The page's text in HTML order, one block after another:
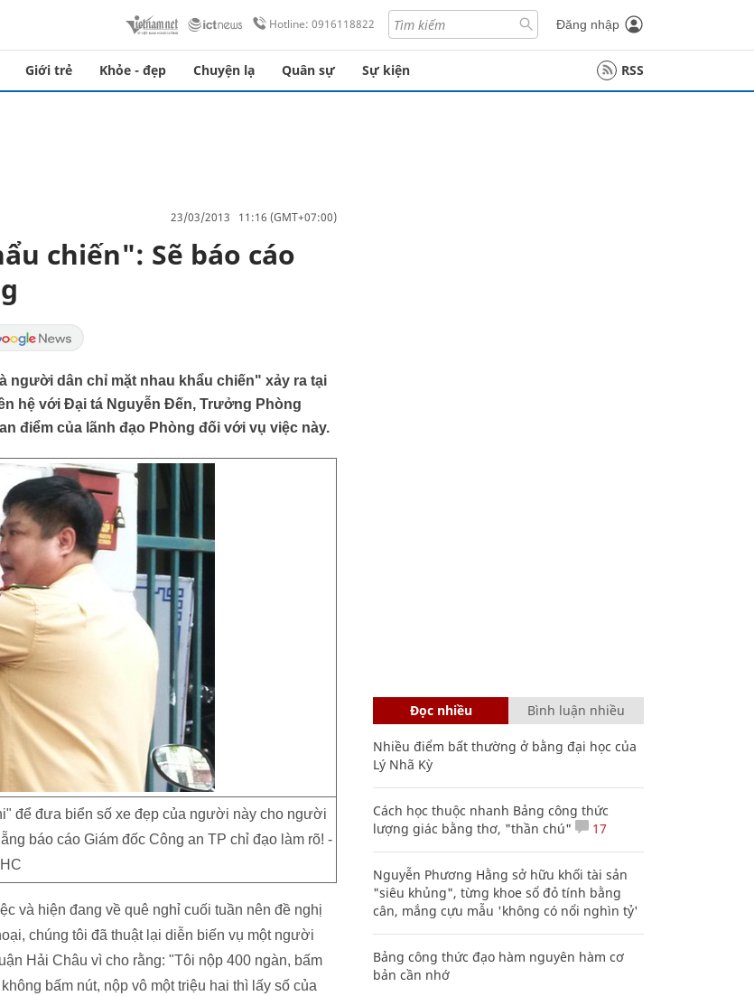
Hotline: 0916118822 Đăng nhập
Giới trẻ Khỏe - đẹp Chuyện lạ Quân sự Sự kiện RSS
23/03/2013 11:16 (GMT+07:00)
chiến": Sẽ báo cáo
người dân chỉ mặt nhau khẩu chiến" xảy ra tại
hệ với Đại tá Nguyễn Đến, Trưởng Phòng
điểm của lãnh đạo Phòng đối với vụ việc này.
để đưa biển số xe đẹp của người này cho người
báo cáo Giám đốc Công an TP chỉ đạo làm rõ! -
và hiện đang về quê nghỉ cuối tuần nên đề nghị
chúng tôi đã thuật lại diễn biến vụ một người
Hải Châu vì cho rằng: "Tôi nộp 400 ngàn, bấm
bấm nút, nộp vô một triệu hai thì lấy số của
Đọc nhiều Bình luận nhiều
Nhiều điểm bất thường ở bằng đại học của
Lý Nhã Kỳ
Cách học thuộc nhanh Bảng công thức
lượng giác bằng thơ, "thần chú"
17
Nguyễn Phương Hằng sở hữu khối tài sản
"siêu khủng", từng khoe sổ đỏ tính bằng
cân, mắng cựu mẫu 'không có nổi nghìn tỷ'
Bảng công thức đạo hàm nguyên hàm cơ
bản cần nhớ